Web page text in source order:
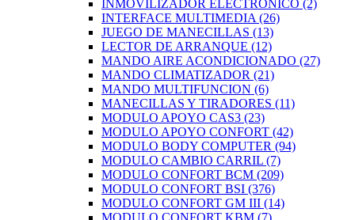
INMOVILIZADOR ELECTRÓNICO (2)
INTERFACE MULTIMEDIA (26)
JUEGO DE MANECILLAS (13)
LECTOR DE ARRANQUE (12)
MANDO AIRE ACONDICIONADO (27)
MANDO CLIMATIZADOR (21)
MANDO MULTIFUNCION (6)
MANECILLAS Y TIRADORES (11)
MODULO APOYO CAS3 (23)
MODULO APOYO CONFORT (42)
MODULO BODY COMPUTER (94)
MODULO CAMBIO CARRIL (7)
MODULO CONFORT BCM (209)
MODULO CONFORT BSI (376)
MODULO CONFORT GM III (14)
MODULO CONFORT KBM (7)